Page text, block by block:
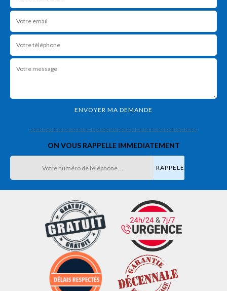
ON VOUS RAPPELLE IMMEDIATEMENT